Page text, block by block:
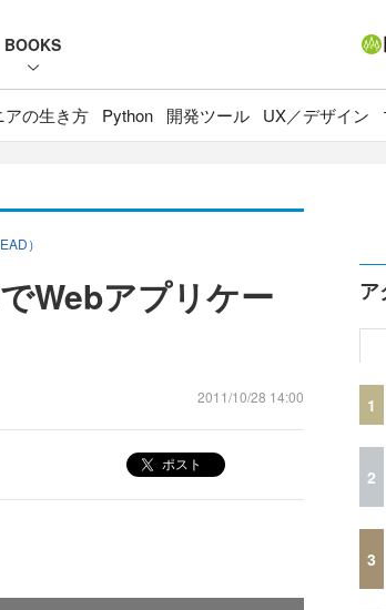
BOOKS
アの生き方 Python 開発ツール UX／デザイン
）
Webアプリケー
2011/10/28 14:00
ポスト
ア
1
2
3